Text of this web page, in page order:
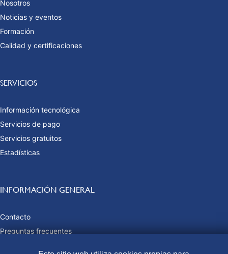
Nosotros
Noticias y eventos
Formación
Calidad y certificaciones
SERVICIOS
Información tecnológica
Servicios de pago
Servicios gratuitos
Estadísticas
INFORMACIÓN GENERAL
Contacto
Preguntas frecuentes